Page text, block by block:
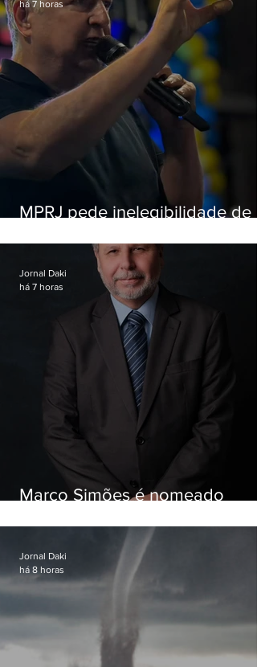
MPRJ pede inelegibilidade de
há 7 horas
Marco Simões é nomeado
Jornal Daki
há 7 horas
Jornal Daki
há 8 horas